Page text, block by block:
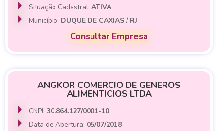
Situação Cadastral:ATIVA
Município: DUQUE DE CAXIAS / RJ
Consultar Empresa
ANGKOR COMERCIO DE GENEROS
ALIMENTICIOS LTDA
CNPJ:30.864.127/0001-10
Data de Abertura: 05/07/2018